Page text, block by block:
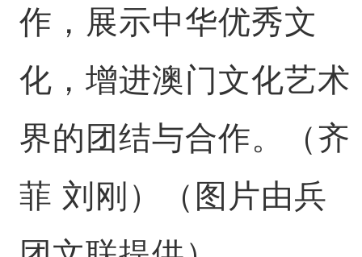
作，展示中华优秀文
化，增进澳门文化艺术
界的团结与合作。（齐
菲 刘刚）（图片由兵